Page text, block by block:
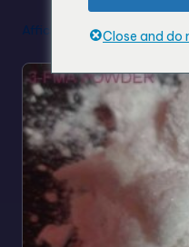
Afficher le résultat unique
Close and do